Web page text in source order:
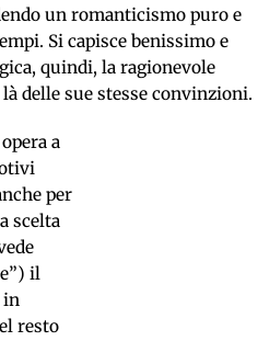
un romanticismo puro e
Si capisce benissimo e
quindi, la ragionevole
delle sue stesse convinzioni.
a
per
scelta
il
in
resto